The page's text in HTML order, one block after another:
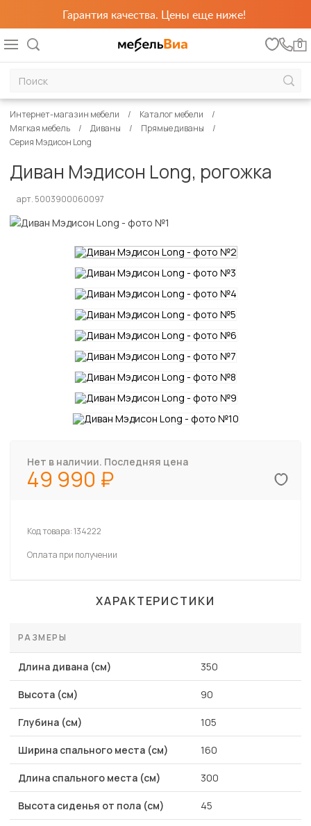
Гарантия качества. Цены еще ниже!
0
Интернет-магазин мебели
Каталог мебели
Мягкая мебель
Диваны
Прямые диваны
Серия Мэдисон Long
Диван Мэдисон Long, рогожка
арт. 5003900060097
Нет в наличии. Последняя цена
49 990
Код товара:134222
Оплата при получении
ХАРАКТЕРИСТИКИ
РАЗМЕРЫ
Длина дивана (см) 350
Высота (см) 90
Глубина (см) 105
Ширина спального места (см) 160
Длина спального места (см) 300
Высота сиденья от пола (см) 45